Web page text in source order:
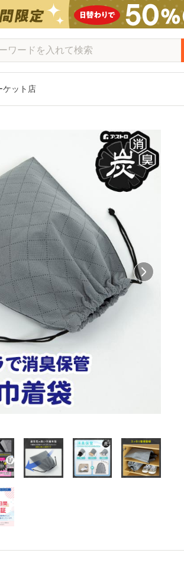
ケット店